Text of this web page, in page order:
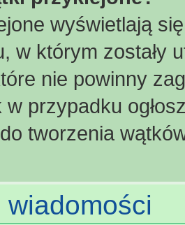
wyświetlają
w którym zostały
nie powinny
w przypadku
tworzenia
wiadomości